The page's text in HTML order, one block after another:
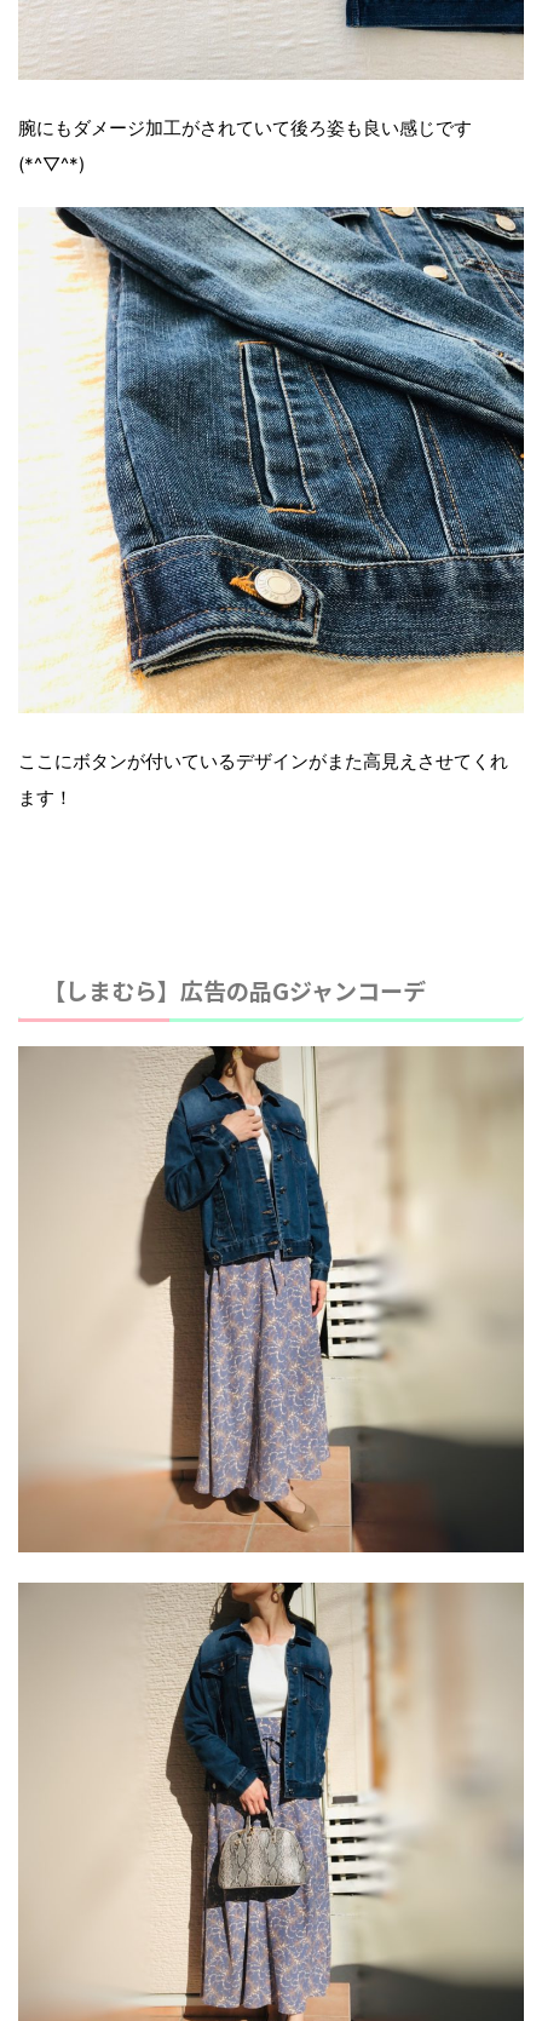
腕にもダメージ加工がされていて後ろ姿も良い感じです
(*^▽^*)
ここにボタンが付いているデザインがまた高見えさせてくれ
ます！
【しまむら】広告の品Gジャンコーデ